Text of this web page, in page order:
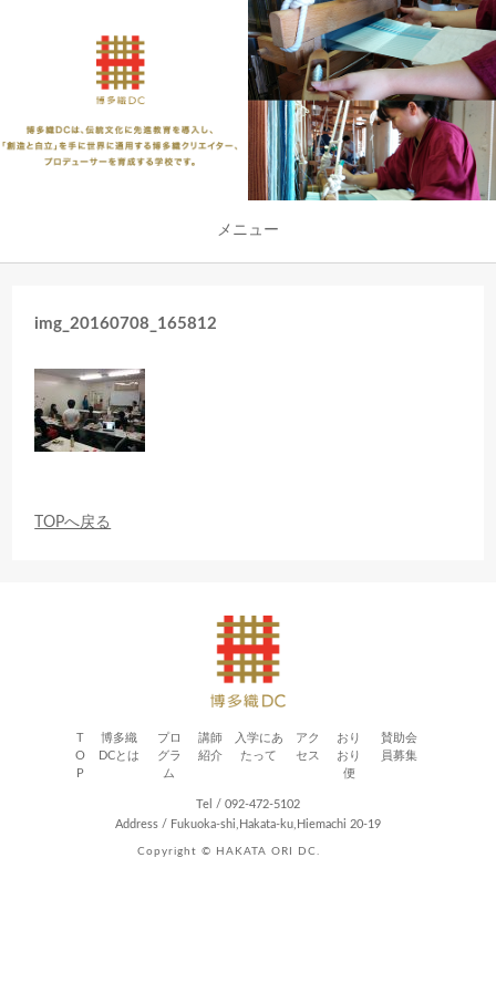
メニュー
Copyright © HAKATA ORI DC.
img_20160708_165812
TOPへ戻る
T
O
P
博多織
DCとは
プロ
グラ
ム
講師
紹介
入学にあ
たって
アク
セス
おり
おり
便
賛助会
員募集
Tel / 092-472-5102
Address / Fukuoka-shi,Hakata-ku,Hiemachi 20-19